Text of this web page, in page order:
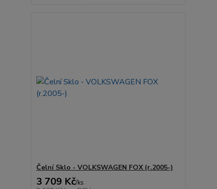
Čelní Sklo - VOLKSWAGEN FOX (r.2005-)
3 709 Kč/ks